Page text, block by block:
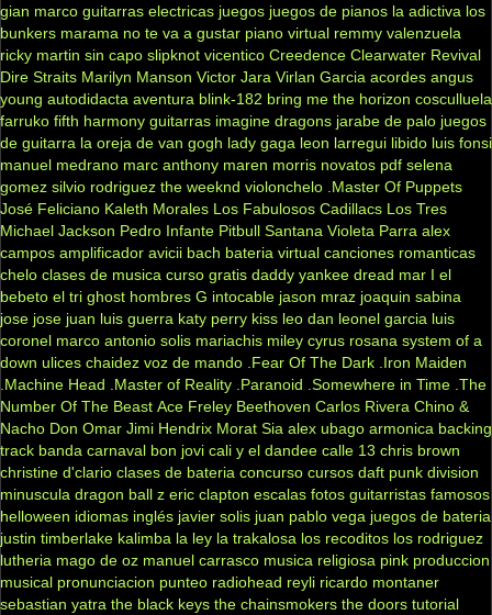
gian marco guitarras electricas juegos juegos de pianos la adictiva los
bunkers marama no te va a gustar piano virtual remmy valenzuela
ricky martin sin capo slipknot vicentico Creedence Clearwater Revival
Dire Straits Marilyn Manson Victor Jara Virlan Garcia acordes angus
young autodidacta aventura blink-182 bring me the horizon cosculluela
farruko fifth harmony guitarras imagine dragons jarabe de palo juegos
de guitarra la oreja de van gogh lady gaga leon larregui libido luis fonsi
manuel medrano marc anthony maren morris novatos pdf selena
gomez silvio rodriguez the weeknd violonchelo .Master Of Puppets
José Feliciano Kaleth Morales Los Fabulosos Cadillacs Los Tres
Michael Jackson Pedro Infante Pitbull Santana Violeta Parra alex
campos amplificador avicii bach bateria virtual canciones romanticas
chelo clases de musica curso gratis daddy yankee dread mar I el
bebeto el tri ghost hombres G intocable jason mraz joaquin sabina
jose jose juan luis guerra katy perry kiss leo dan leonel garcia luis
coronel marco antonio solis mariachis miley cyrus rosana system of a
down ulices chaidez voz de mando .Fear Of The Dark .Iron Maiden
.Machine Head
.Master of Reality .Paranoid .Somewhere in Time .The
Number Of The Beast Ace Freley Beethoven Carlos Rivera Chino &
Nacho Don Omar Jimi Hendrix Morat Sia alex ubago armonica backing
track banda carnaval bon jovi cali y el dandee calle 13 chris brown
christine d'clario clases de bateria concurso cursos daft punk division
minuscula dragon ball z eric clapton escalas fotos guitarristas famosos
helloween idiomas inglés javier solis juan pablo vega juegos de bateria
justin timberlake kalimba la ley la trakalosa los recoditos los rodriguez
lutheria mago de oz manuel carrasco musica religiosa pink produccion
musical pronunciacion punteo radiohead reyli ricardo montaner
sebastian yatra the black keys the chainsmokers the doors tutorial